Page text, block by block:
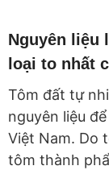
Nguyên liệu
loại to nhất
Tôm đất tự
nguyên liệu
Việt Nam. Do
tôm thành